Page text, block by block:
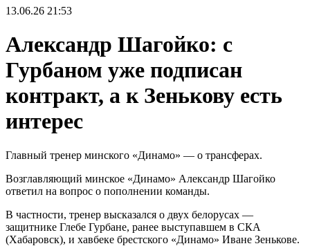
13.06.26 21:53
Александр Шагойко: с
Гурбаном уже подписан
контракт, а к Зенькову есть
интерес
Главный тренер минского «Динамо» — о трансферах.
Возглавляющий минское «Динамо» Александр Шагойко
ответил на вопрос о пополнении команды.
В частности, тренер высказался о двух белорусах —
защитнике Глебе Гурбане, ранее выступавшем в СКА
(Хабаровск), и хавбеке брестского «Динамо» Иване Зенькове.